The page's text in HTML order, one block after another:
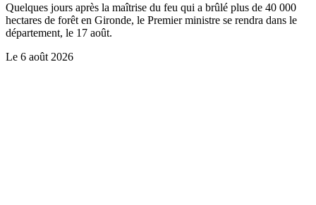
Quelques jours après la maîtrise du feu qui a brûlé plus de 40 000
hectares de forêt en Gironde, le Premier ministre se rendra dans le
département, le 17 août.
Le 6 août 2026